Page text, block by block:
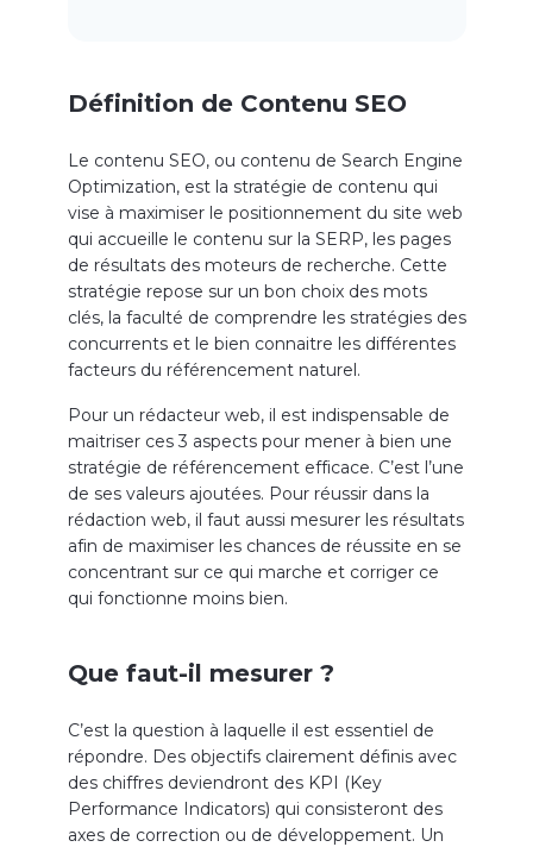
Définition de Contenu SEO
Le contenu SEO, ou contenu de Search Engine
Optimization, est la stratégie de contenu qui
vise à maximiser le positionnement du site web
qui accueille le contenu sur la SERP, les pages
de résultats des moteurs de recherche. Cette
stratégie repose sur un bon choix des mots
clés, la faculté de comprendre les stratégies des
concurrents et le bien connaitre les différentes
facteurs du référencement naturel.
Pour un rédacteur web, il est indispensable de
maitriser ces 3 aspects pour mener à bien une
stratégie de référencement efficace. C’est l’une
de ses valeurs ajoutées. Pour réussir dans la
rédaction web, il faut aussi mesurer les résultats
afin de maximiser les chances de réussite en se
concentrant sur ce qui marche et corriger ce
qui fonctionne moins bien.
Que faut-il mesurer ?
C’est la question à laquelle il est essentiel de
répondre. Des objectifs clairement définis avec
des chiffres deviendront des KPI (Key
Performance Indicators) qui consisteront des
axes de correction ou de développement. Un